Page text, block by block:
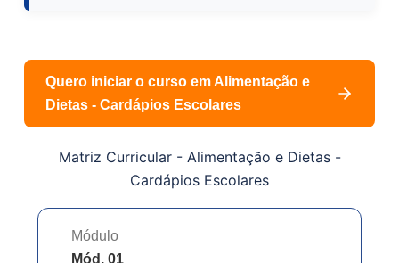
Quero iniciar o curso emAlimentação e
Dietas - Cardápios Escolares
Matriz Curricular - Alimentação e Dietas -
Cardápios Escolares
Módulo
Mód. 01